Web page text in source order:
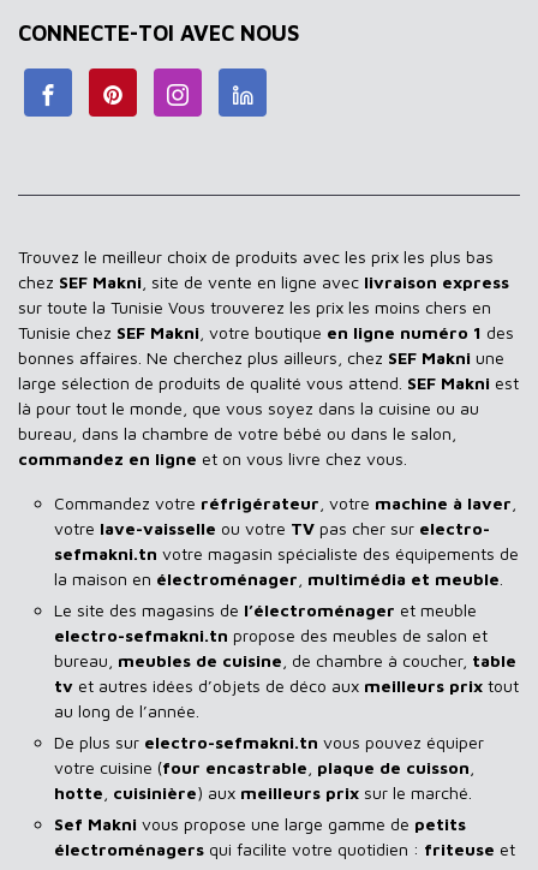
CONNECTE-TOI AVEC NOUS
Trouvez le meilleur choix de produits avec les prix les plus bas
chez SEF Makni , site de vente en ligne avec livraison express
sur toute la Tunisie Vous trouverez les prix les moins chers en
Tunisie chez SEF Makni , votre boutique en ligne numéro 1 des
bonnes affaires. Ne cherchez plus ailleurs, chez SEF Makni une
large sélection de produits de qualité vous attend. SEF Makni est
là pour tout le monde, que vous soyez dans la cuisine ou au
bureau, dans la chambre de votre bébé ou dans le salon,
commandez en ligne et on vous livre chez vous.
Commandez votre réfrigérateur , votre machine à laver
votre lave-vaisselle ou votre TV pas cher sur electro-
sefmakni.tn votre magasin spécialiste des équipements de
la maison en électroménager multimédia et meuble
Le site des magasins de l’électroménager et meuble
electro-sefmakni.tn propose des meubles de salon et
bureau, meubles de cuisine , de chambre à coucher, table
tv et autres idées d’objets de déco aux meilleurs prix tout
au long de l’année.
De plus sur electro-sefmakni.tn vous pouvez équiper
votre cuisine (four encastrable plaque de cuisson
hotte cuisinière) aux meilleurs prix sur le marché.
Sef Makni vous propose une large gamme de petits
électroménagers qui facilite votre quotidien : friteuse et